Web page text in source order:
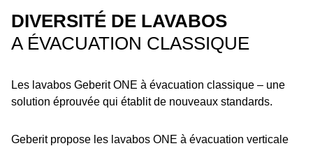
DIVERSITÉ DE LAVABOS
A ÉVACUATION CLASSIQUE
Les lavabos Geberit ONE à évacuation classique – une
solution éprouvée qui établit de nouveaux standards.
Geberit propose les lavabos ONE à évacuation verticale